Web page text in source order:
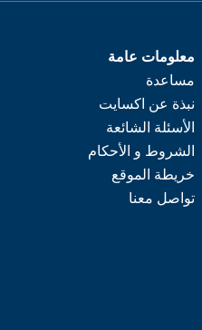
معلومات عامة
مساعدة
نبذة عن اكسايت
الأسئلة الشائعة
الشروط و الأحكام
خريطة الموقع
تواصل معنا